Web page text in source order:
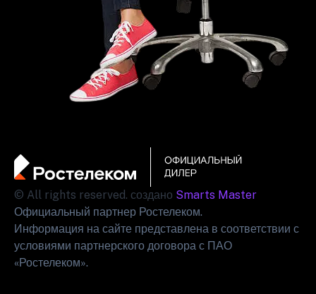
© All rights reserved. создано Smarts Master
Официальный партнер Ростелеком.
Информация на сайте представлена в соответствии с
условиями партнерского договора с ПАО
«Ростелеком».